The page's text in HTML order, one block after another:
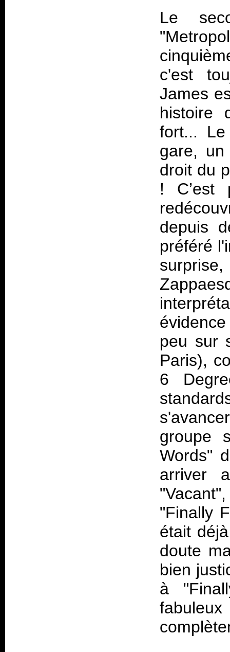
Le
c'est
James
histoire
fort...
gare,
droit du
! C’est
depuis
préféré
peu sur
Paris),
6
groupe
Words"
arriver
"Finally
était
doute
bien
à